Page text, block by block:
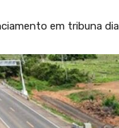
em tribuna